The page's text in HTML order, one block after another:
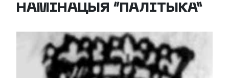
НАМІНАЦЫЯ “ПАЛІТЫКА”